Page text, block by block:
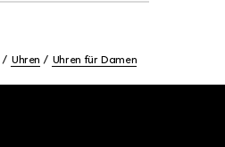
Uhren Uhren für Damen